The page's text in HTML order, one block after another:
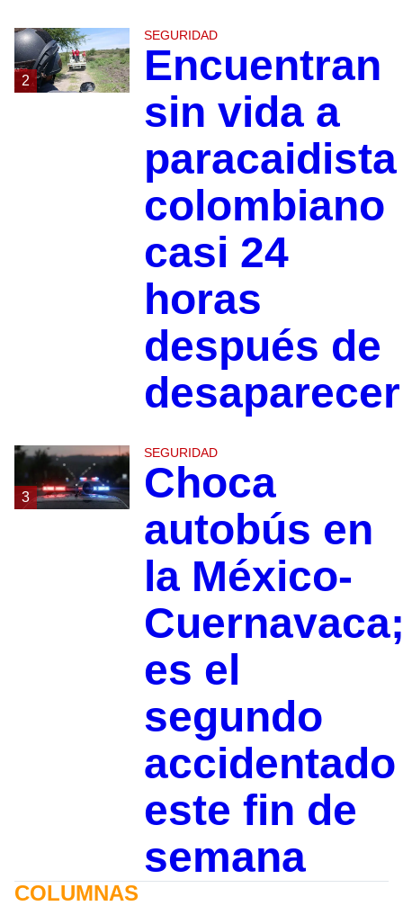
2
SEGURIDAD
Encuentran
sin vida a
paracaidista
colombiano
casi 24
horas
después de
desaparecer
3
SEGURIDAD
Choca
autobús en
la México-
es el
segundo
accidentado
este fin de
semana
COLUMNAS